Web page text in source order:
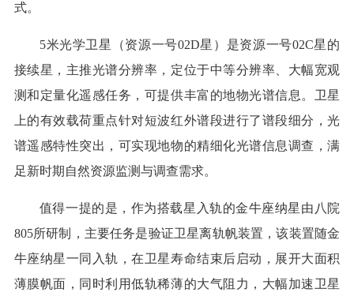
式。
5米光学卫星（资源一号02D星）是资源一号02C星的
接续星，主推光谱分辨率，定位于中等分辨率、大幅宽观
测和定量化遥感任务，可提供丰富的地物光谱信息。卫星
上的有效载荷重点针对短波红外谱段进行了谱段细分，光
谱遥感特性突出，可实现地物的精细化光谱信息调查，满
足新时期自然资源监测与调查需求。
值得一提的是，作为搭载星入轨的金牛座纳星由八院
805所研制，主要任务是验证卫星离轨帆装置，该装置随金
牛座纳星一同入轨，在卫星寿命结束后启动，展开大面积
薄膜帆面，同时利用低轨稀薄的大气阻力，大幅加速卫星